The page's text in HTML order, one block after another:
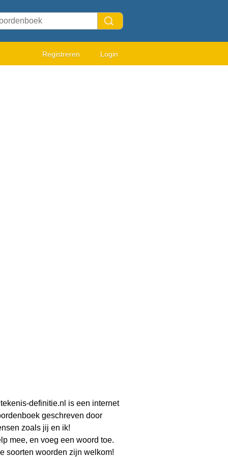
Registreren Login
definitie.nl is een internet
geschreven door
zoals jij en ik!
mee, en voeg een woord toe.
soorten woorden zijn welkom!